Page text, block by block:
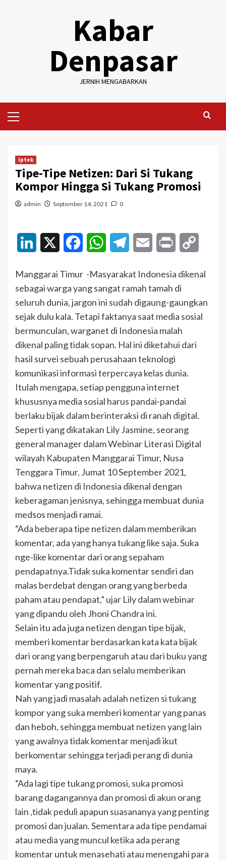
Kabar
Denpasar
JERNIH MENGABARKAN
Menu
Iptek
Tipe-Tipe Netizen: Dari Si Tukang
Kompor Hingga Si Tukang Promosi
admin September 14, 2021 0
LinkedIn FacebookWhatsAppTelegramEmail Print
Manggarai Timur -Masyarakat Indonesia dikenal
sebagai warga yang sangat ramah tamah di
seluruh dunia, jargon ini sudah digaung-gaungkan
sejak dulu kala. Tetapi faktanya saat media sosial
bermunculan, warganet di Indonesia malah
dikenal paling tidak sopan. Hal ini diketahui dari
hasil survei sebuah perusahaan teknologi
komunikasi informasi terpercaya kelas dunia.
Itulah mengapa, setiap pengguna internet
khususnya media sosial harus pandai-pandai
berlaku bijak dalam berinteraksi di ranah digital.
Seperti yang dikatakan Lily Jasmine, seorang
general manager dalam Webinar Literasi Digital
wilayah Kabupaten Manggarai Timur, Nusa
Tenggara Timur, Jumat 10 September 2021,
bahwa netizen di Indonesia dikenal dengan
keberagaman jenisnya, sehingga membuat dunia
medsos menjadi ramai.
“Ada beberapa tipe netizen dalam memberikan
komentar, ada yang hanya tukang like saja. Suka
nge-like komentar dari orang sepaham
pendapatnya.Tidak suka komentar sendiri dan
malas berdebat dengan orang yang berbeda
paham atau pendapat,” ujar Lily dalam webinar
yang dipandu oleh Jhoni Chandra ini.
Selain itu ada juga netizen dengan tipe bijak,
memberi komentar berdasarkan kata kata bijak
dari orang yang berpengaruh atau dari buku yang
pernah mereka baca dan selalu memberikan
komentar yang positif.
Nah yang jadi masalah adalah netizen si tukang
kompor yang suka memberi komentar yang panas
dan heboh, sehingga membuat netizen yang lain
yang awalnya tidak komentar menjadi ikut
berkomentar sehingga terjadi perang di dunia
maya.
“Ada lagi tipe tukang promosi, suka promosi
barang dagangannya dan promosi di akun orang
lain ,tidak peduli apapun suasananya yang penting
promosi dan jualan. Sementara ada tipe pendamai
atau media yang muncul ketika ada perang
komentar untuk menasehati atau menengahi para